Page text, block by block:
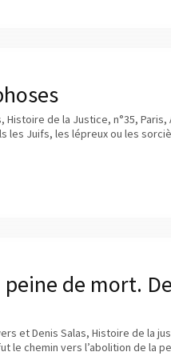
de la Justice, n°35,
les Juifs, les lépreux ou les
de mort.
et Denis Salas, Histoire de la
le chemin vers l’abolition de la